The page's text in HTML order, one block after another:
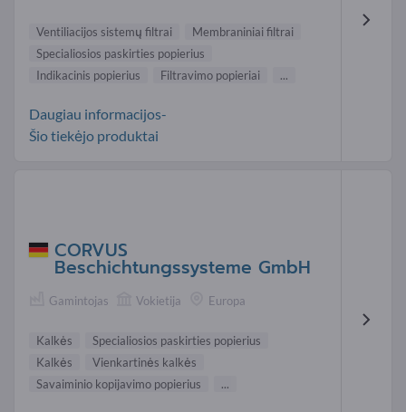
Ventiliacijos sistemų filtrai
Membraniniai filtrai
Specialiosios paskirties popierius
Indikacinis popierius
Filtravimo popieriai ...
Daugiau informacijos-
Šio tiekėjo produktai
CORVUS
Beschichtungssysteme GmbH
Gamintojas Vokietija Europa
Kalkės
Specialiosios paskirties popierius
Kalkės
Vienkartinės kalkės
Savaiminio kopijavimo popierius
...